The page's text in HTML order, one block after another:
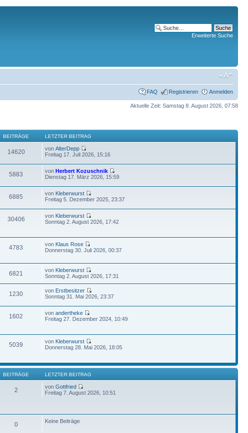
Erweiterte Suche
FAQ Registrieren Anmelden
Aktuelle Zeit: Samstag 8. August 2026, 07:58
BEITRÄGE LETZTER BEITRAG
14620 vonAlterDepp
Freitag 17. Juli 2026, 15:16
5883 vonHerbert Kozuschnik
Dienstag 17. März 2026, 15:59
6885 von Kleberwurst
Freitag 5. Dezember 2025, 23:37
30406 von Kleberwurst
Sonntag 2. August 2026, 17:42
4783 von Klaus Rose
Donnerstag 30. Juli 2026, 00:37
6821 von Kleberwurst
Sonntag 2. August 2026, 17:31
1230 von Erstbesitzer
Sonntag 31. Mai 2026, 23:37
1602 vonandertheke
Freitag 27. Dezember 2024, 10:49
5039 von Kleberwurst
Donnerstag 28. Mai 2026, 18:05
BEITRÄGE LETZTER BEITRAG
2 vonGottfried
Freitag 7. August 2026, 10:51
0 Keine Beiträge